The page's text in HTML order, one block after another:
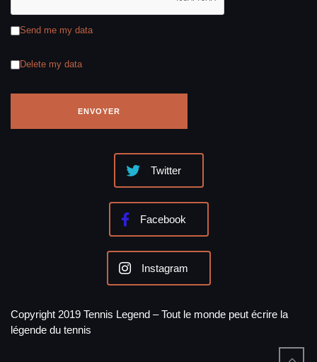
Send me my data
Delete my data
Twitter
Facebook
Instagram
Copyright 2019 Tennis Legend – Tout le monde peut écrire la
légende du tennis